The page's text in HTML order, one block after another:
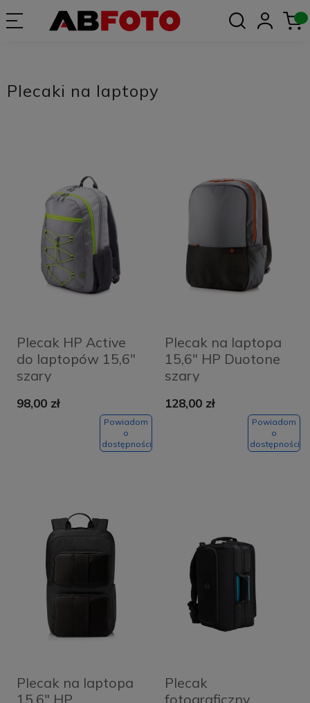
Plecaki na laptopy
Plecak HP Active
do laptopów 15,6"
szary
98,00 zł
Powiadom
o
dostępności
Plecak na laptopa
15,6" HP Duotone
szary
128,00 zł
Powiadom
o
dostępności
Plecak na laptopa
15,6" HP
Plecak
fotograficzny